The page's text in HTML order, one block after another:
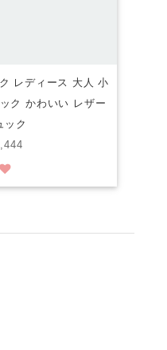
レディース 大人 小
ク かわいい レザー
ック